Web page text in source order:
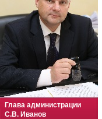
Глава администрации
С.В. Иванов